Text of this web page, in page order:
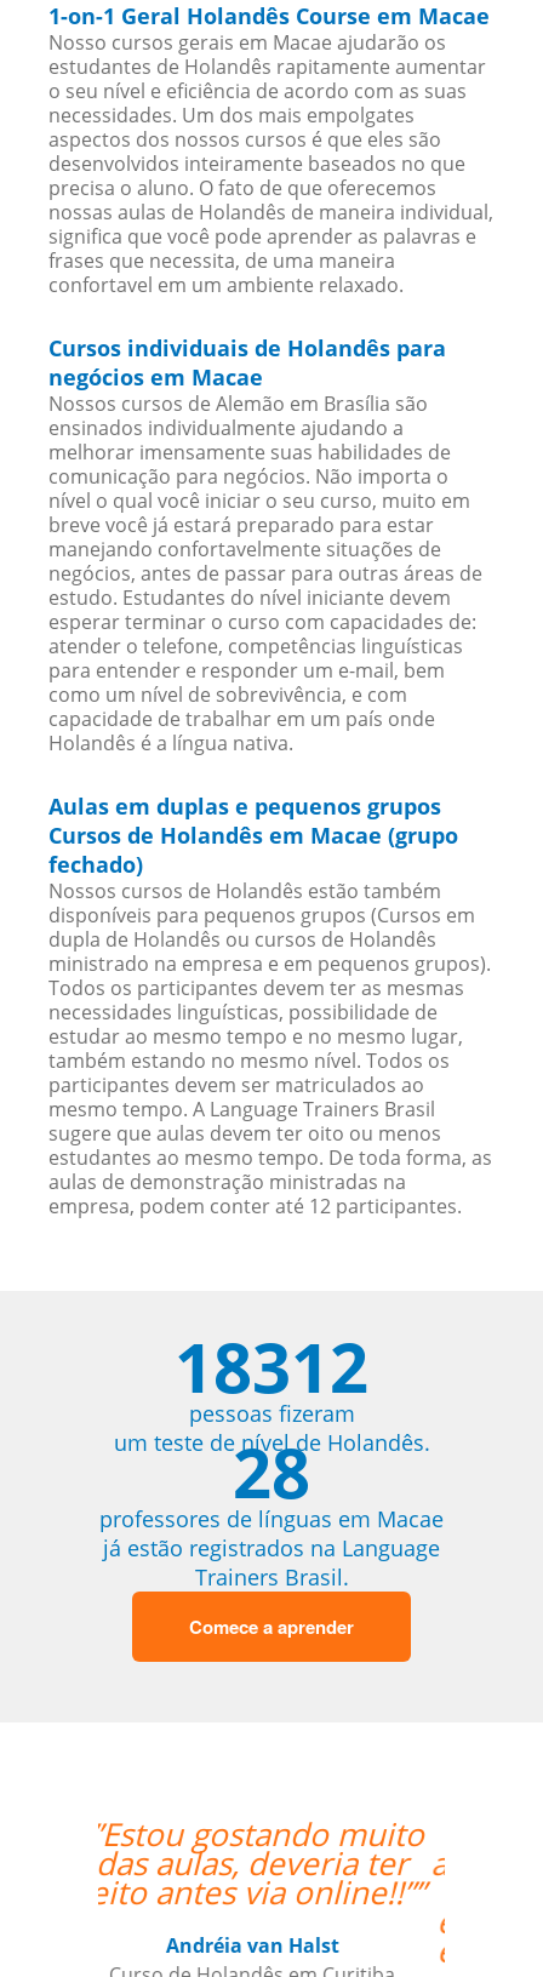
1-on-1 Geral Holandês Course em Macae
Nosso cursos gerais em Macae ajudarão os
estudantes de Holandês rapitamente aumentar
o seu nível e eficiência de acordo com as suas
necessidades. Um dos mais empolgates
aspectos dos nossos cursos é que eles são
desenvolvidos inteiramente baseados no que
precisa o aluno. O fato de que oferecemos
nossas aulas de Holandês de maneira individual,
significa que você pode aprender as palavras e
frases que necessita, de uma maneira
confortavel em um ambiente relaxado.
Cursos individuais de Holandês para
negócios em Macae
Nossos cursos de Alemão em Brasília são
ensinados individualmente ajudando a
melhorar imensamente suas habilidades de
comunicação para negócios. Não importa o
nível o qual você iniciar o seu curso, muito em
breve você já estará preparado para estar
manejando confortavelmente situações de
negócios, antes de passar para outras áreas de
estudo. Estudantes do nível iniciante devem
esperar terminar o curso com capacidades de:
atender o telefone, competências linguísticas
para entender e responder um e-mail, bem
como um nível de sobrevivência, e com
capacidade de trabalhar em um país onde
Holandês é a língua nativa.
Aulas em duplas e pequenos grupos
Cursos de Holandês em Macae (grupo
fechado)
Nossos cursos de Holandês estão também
disponíveis para pequenos grupos (Cursos em
dupla de Holandês ou cursos de Holandês
ministrado na empresa e em pequenos grupos).
Todos os participantes devem ter as mesmas
necessidades linguísticas, possibilidade de
estudar ao mesmo tempo e no mesmo lugar,
também estando no mesmo nível. Todos os
participantes devem ser matriculados ao
mesmo tempo. A Language Trainers Brasil
sugere que aulas devem ter oito ou menos
estudantes ao mesmo tempo. De toda forma, as
aulas de demonstração ministradas na
empresa, podem conter até 12 participantes.
18312
pessoas fizeram
um teste de nível de Holandês.
28
professores de línguas em Macae
já estão registrados na Language
Trainers Brasil.
Comece a aprender
“”A minha primeira
aula foi ótima, foi além
das minhas
excelente professor.””